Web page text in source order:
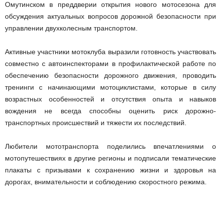
Омутинском в преддверии открытия нового мотосезона для
обсуждения актуальных вопросов дорожной безопасности при
управлении двухколесным транспортом.
Активные участники мотоклуба выразили готовность участвовать
совместно с автоинспекторами в профилактической работе по
обеспечению безопасности дорожного движения, проводить
тренинги с начинающими мотоциклистами, которые в силу
возрастных особенностей и отсутствия опыта и навыков
вождения не всегда способны оценить риск дорожно-
транспортных происшествий и тяжести их последствий.
Любители мототранспорта поделились впечатлениями о
мотопутешествиях в другие регионы и подписали тематические
плакаты с призывами к сохранению жизни и здоровья на
дорогах, внимательности и соблюдению скоростного режима.